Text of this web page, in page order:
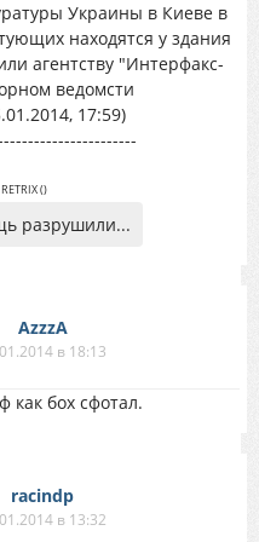
Украины в Киеве в
находятся у здания
агентству "Интерфакс-
ведомсти
17:59)
RETRIX()
разрушили...
AzzzA
в 18:13
как бох сфотал.
racindp
в 13:32